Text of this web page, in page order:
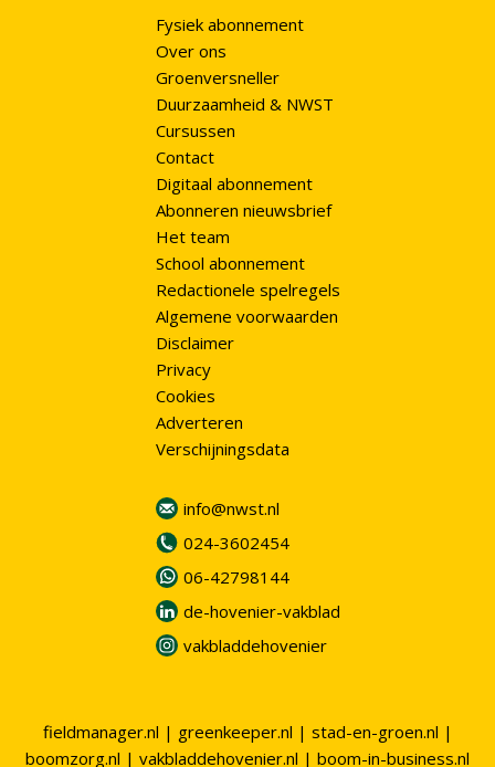
Fysiek abonnement
Over ons
Groenversneller
Duurzaamheid & NWST
Cursussen
Contact
Digitaal abonnement
Abonneren nieuwsbrief
Het team
School abonnement
Redactionele spelregels
Algemene voorwaarden
Disclaimer
Privacy
Cookies
Adverteren
Verschijningsdata
info@nwst.nl
024-3602454
06-42798144
de-hovenier-vakblad
vakbladdehovenier
fieldmanager.nl | greenkeeper.nl | stad-en-groen.nl |
boomzorg.nl | vakbladdehovenier.nl | boom-in-business.nl